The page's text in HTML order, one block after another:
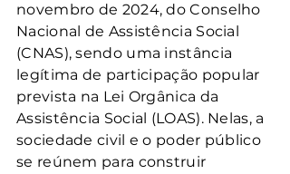
novembro de 2024, do Conselho
Nacional de Assistência Social
(CNAS), sendo uma instância
legítima de participação popular
prevista na Lei Orgânica da
Assistência Social (LOAS). Nelas, a
sociedade civil e o poder público
se reúnem para construir